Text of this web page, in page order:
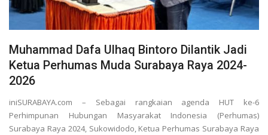
Muhammad Dafa Ulhaq Bintoro Dilantik Jadi
Ketua Perhumas Muda Surabaya Raya 2024-
2026
iniSURABAYA.com – Sebagai rangkaian agenda HUT ke-6
Perhimpunan Hubungan Masyarakat Indonesia (Perhumas)
Surabaya Raya 2024, Sukowidodo, Ketua Perhumas Surabaya Raya